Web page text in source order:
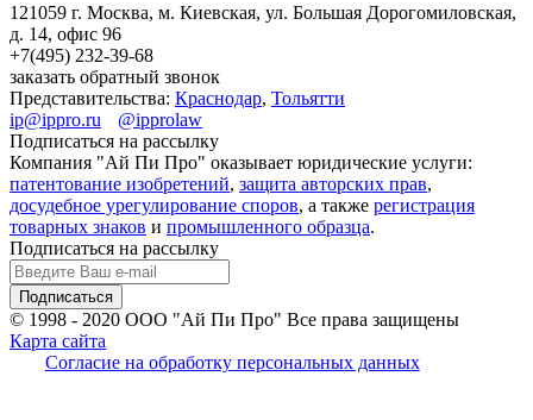
121059 г. Москва, м. Киевская, ул. Большая Дорогомиловская,
д. 14, офис 96
+7(495) 232-39-68
заказать обратный звонок
Представительства: Краснодар, Тольятти
ip@ippro.ru
@ipprolaw
Подписаться на рассылку
Компания "Ай Пи Про" оказывает юридические услуги:
патентование изобретений, защита авторских прав,
досудебное урегулирование споров, а также регистрация
товарных знаков и промышленного образца.
Подписаться на рассылку
© 1998 - 2020 ООО "Ай Пи Про" Все права защищены
Карта сайта
Согласие на обработку персональных данных